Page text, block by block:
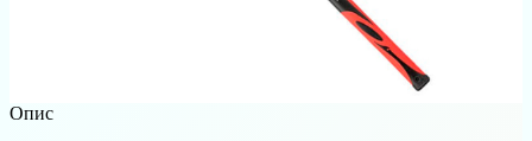
Опис